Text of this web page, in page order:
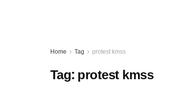
Home Tag protest kmss
Tag:protest kmss